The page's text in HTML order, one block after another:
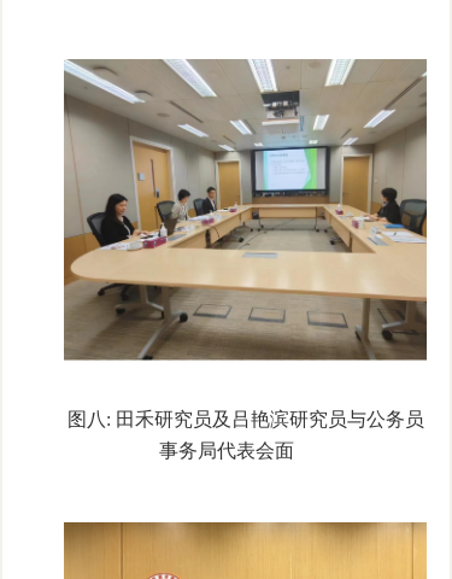
图八 : 田禾研究员及吕艳滨研究员与公务员
事务局代表会面